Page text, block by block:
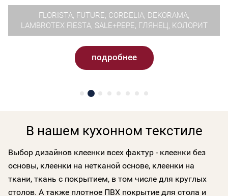
подробнее
В нашем кухонном текстиле
Выбор дизайнов клеенки всех фактур - клеенки без
основы, клеенки на нетканой основе, клеенки на
ткани, ткань с покрытием, в том числе для круглых
столов. А также плотное ПВХ покрытие для стола и